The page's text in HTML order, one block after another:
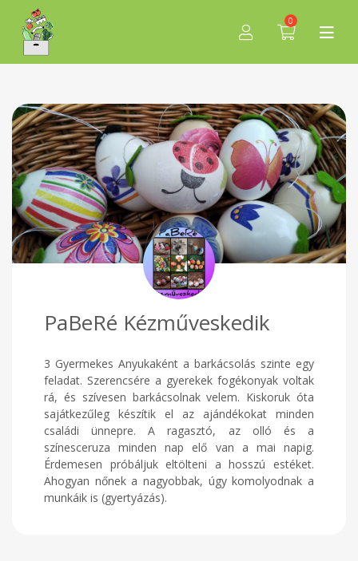
0
PaBeRé Kézműveskedik
3 Gyermekes Anyukaként a barkácsolás szinte egy
feladat. Szerencsére a gyerekek fogékonyak voltak
rá, és szívesen barkácsolnak velem. Kiskoruk óta
sajátkezűleg készítik el az ajándékokat minden
családi ünnepre. A ragasztó, az olló és a
színesceruza minden nap elő van a mai napig.
Érdemesen próbáljuk eltölteni a hosszú estéket.
Ahogyan nőnek a nagyobbak, úgy komolyodnak a
munkáik is (gyertyázás).